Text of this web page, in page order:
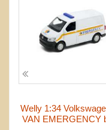
Welly 1:34
VAN EMERGENCY